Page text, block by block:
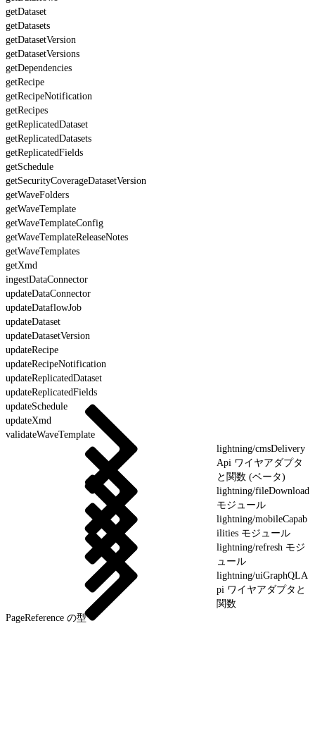
getDataset
getDatasets
getDatasetVersion
getDatasetVersions
getDependencies
getRecipe
getRecipeNotification
getRecipes
getReplicatedDataset
getReplicatedDatasets
getReplicatedFields
getSchedule
getSecurityCoverageDatasetVersion
getWaveFolders
getWaveTemplate
getWaveTemplateConfig
getWaveTemplateReleaseNotes
getWaveTemplates
getXmd
ingestDataConnector
updateDataConnector
updateDataflowJob
updateDataset
updateDatasetVersion
updateRecipe
updateRecipeNotification
updateReplicatedDataset
updateReplicatedFields
updateSchedule
updateXmd
validateWaveTemplate
lightning/cmsDelivery
Api ワイヤアダプタ
と関数 (ベータ)
lightning/fileDownload
モジュール
lightning/mobileCapab
ilities モジュール
lightning/refresh モジ
ュール
lightning/uiGraphQLA
pi ワイヤアダプタと
関数
PageReference の型